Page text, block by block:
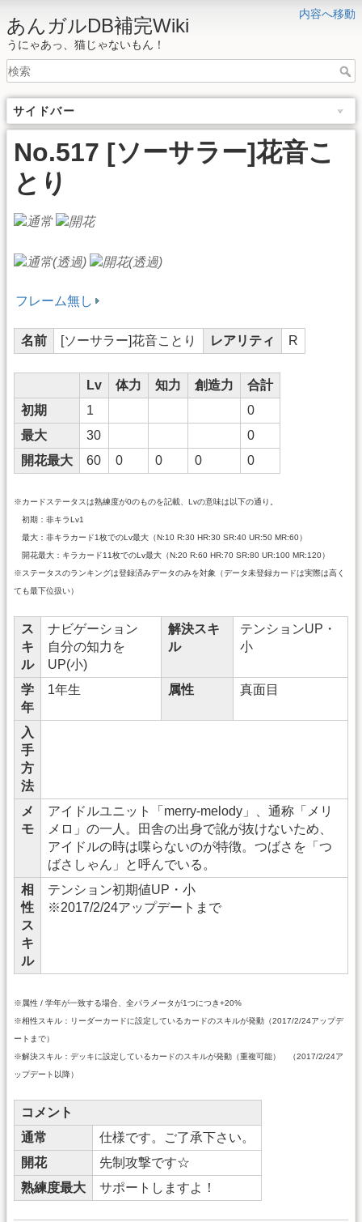
内容へ移動
あんガルDB補完Wiki
うにゃあっ、猫じゃないもん！
サイドバー
No.517 [ソーサラー]花音こ
とり
フレーム無し
名前 [ソーサラー]花音ことり レアリティ R
Lv 体力 知力 創造力
合計
初期
1
0
最大
30
0
開花最大
60 0 0 0 0
※カードステータスは熟練度が0のものを記載、Lvの意味は以下の通り。
初期：非キラLv1
最大：非キラカード1枚でのLv最大（N:10 R:30 HR:30 SR:40 UR:50 MR:60）
開花最大：キラカード11枚でのLv最大（N:20 R:60 HR:70 SR:80 UR:100 MR:120）
※ステータスのランキングは登録済みデータのみを対象（データ未登録カードは実際は高く
ても最下位扱い）
ス
キ
ル
ナビゲーション
自分の知力を
UP(小)
解決スキ
ル
テンションUP・
小
学
年
1年生 属性 真面目
入
手
方
法
メ
モ
アイドルユニット「merry-melody」、通称「メリ
メロ」の一人。田舎の出身で訛が抜けないため、
アイドルの時は喋らないのが特徴。つばさを「つ
ばさしゃん」と呼んでいる。
相
性
ス
キ
ル
テンション初期値UP・小
※2017/2/24アップデートまで
※属性 / 学年が一致する場合、全パラメータが1つにつき+20%
※相性スキル：リーダーカードに設定しているカードのスキルが発動（2017/2/24アップデ
ートまで）
※解決スキル：デッキに設定しているカードのスキルが発動（重複可能） （2017/2/24ア
ップデート以降）
コメント
通常
仕様です。ご了承下さい。
開花
先制攻撃です☆
熟練度最大
サポートしますよ！